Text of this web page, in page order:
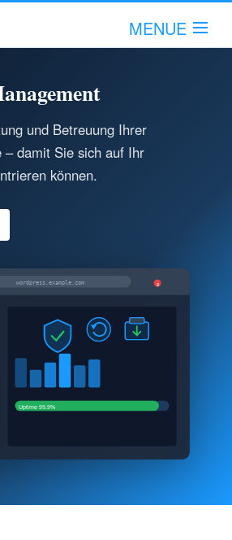
MENUE
und Betreuung Ihrer
– damit Sie sich auf Ihr
können.
wordpress.example.com
Uptime 99.9%
3